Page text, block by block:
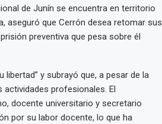
de Junín se encuentra en territorio
aseguró que Cerrón desea retomar sus
preventiva que pesa sobre él
y subrayó que, a pesar de la
profesionales. El
docente universitario y secretario
por su labor docente, lo que ha